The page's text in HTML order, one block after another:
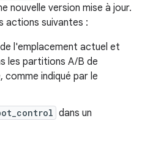
nouvelle version mise à jour.
actions suivantes :
l'emplacement actuel et
les partitions A/B de
comme indiqué par le
dans un